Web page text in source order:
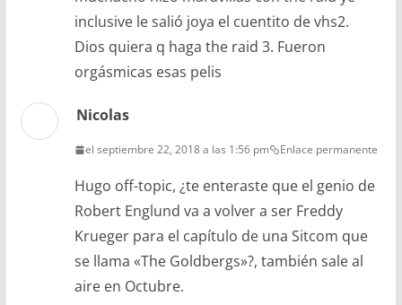
inclusive le salió joya el cuentito de vhs2.
Dios quiera q haga the raid 3. Fueron
orgásmicas esas pelis
Nicolas
el septiembre 22, 2018 a las 1:56 pm Enlace permanente
Hugo off-topic, ¿te enteraste que el genio de
Robert Englund va a volver a ser Freddy
Krueger para el capítulo de una Sitcom que
se llama «The Goldbergs»?, también sale al
aire en Octubre.